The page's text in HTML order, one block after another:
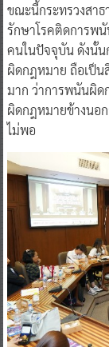
ขณะนี้กระทรวงสาธ
รักษาโรคติดการพ
คนในปัจจุบัน ดังนั้
ผิดกฎหมาย ถือเป็น
มาก ว่าการพนันผิด
ผิดกฎหมายข้างนอ
ไม่พอ